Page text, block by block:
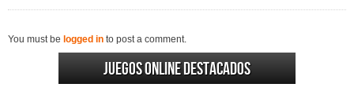
You must be logged in to post a comment.
Juegos online destacados